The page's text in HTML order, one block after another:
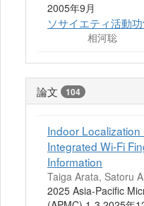
2005年9月
ソサイエティ活動
相河聡
論文 104
Indoor Localization
Integrated Wi-Fi
Information
Taiga Arata, Satoru
2025 Asia-Pacific